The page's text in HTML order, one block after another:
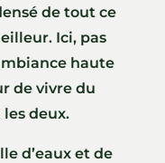
de tout ce
Ici, pas
haute
de vivre du
les deux.
d’eaux et de